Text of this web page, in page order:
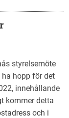
styrelsemöte
hopp för det
innehållande
kommer detta
och i